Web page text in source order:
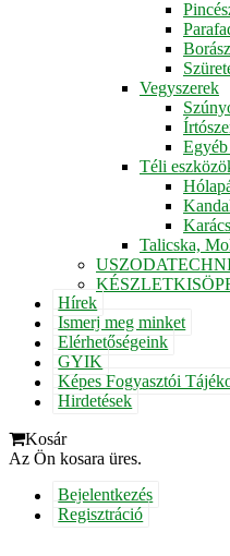
Vegyszerek
Téli
Talicska,
Hírek
Ismerj meg minket
Elérhetőségeink
GYIK
Képes Fogyasztói
Hirdetések
Kosár
Az Ön kosara üres.
Bejelentkezés
Regisztráció